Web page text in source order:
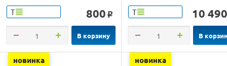
Т 800 o
В корзину
Т 10 490
В
новинка новинка